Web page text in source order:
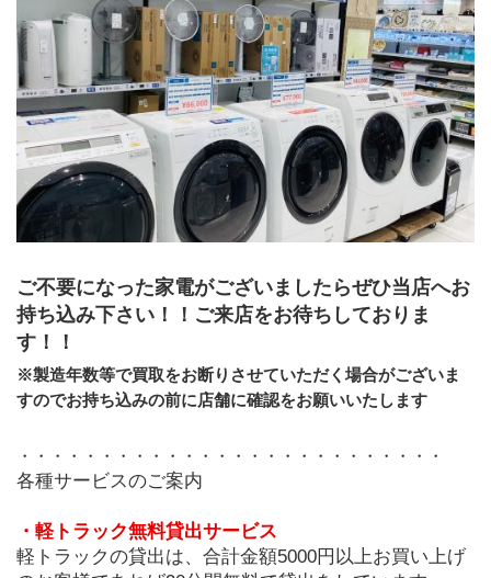
ご不要になった家電がございましたらぜひ当店へお
持ち込み下さい！！ご来店をお待ちしておりま
す！！
※製造年数等で買取をお断りさせていただく場合がございま
すのでお持ち込みの前に店舗に確認をお願いいたします
・・・・・・・・・・・・・・・・・・・・・・・・・・
各種サービスのご案内
・軽トラック無料貸出サービス
軽トラックの貸出は、合計金額5000円以上お買い上げ